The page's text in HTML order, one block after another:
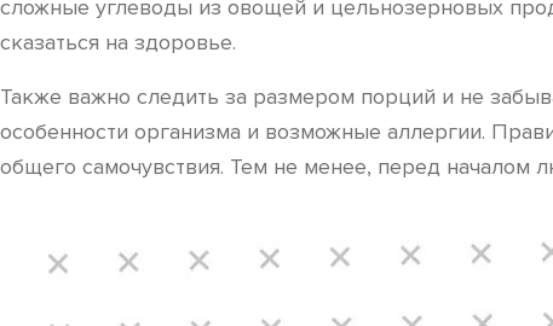
сложные углеводы из овощей и цельнозерновых
сказаться на здоровье.
Также важно следить за размером порций и не
особенности организма и возможные аллергии.
общего самочувствия. Тем не менее, перед началом